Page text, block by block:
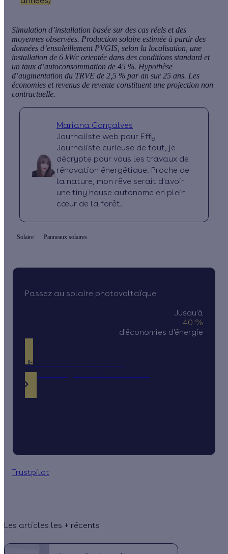
Simulation d’installation basée sur des cas réels et des
moyennes observées. Production solaire estimée à partir des
données d’ensoleillement PVGIS, selon la localisation, une
installation de 6 kWc orientée dans des conditions standard et
un taux d’autoconsommation de 45 %. Hypothèse
d’augmentation du TRVE de 2,5 % par an sur 25 ans. Les
économies et revenus de revente constituent une projection non
contractuelle.
Mariana Gonçalves
Journaliste web pour Effy
Journaliste curieuse de tout, je
décrypte pour vous les travaux de
rénovation énergétique. Proche de
la nature, mon rêve serait d'avoir
une tiny house autonome en plein
cœur de la forêt.
Solaire Panneaux solaires
Passez au solaire photovoltaïque
Jusqu'à
40 %
d'économies d'énergie
JE DÉCOUVRE MES PRIMES
Simulation gratuite en 2 minutes
Trustpilot
Les articles les + récents